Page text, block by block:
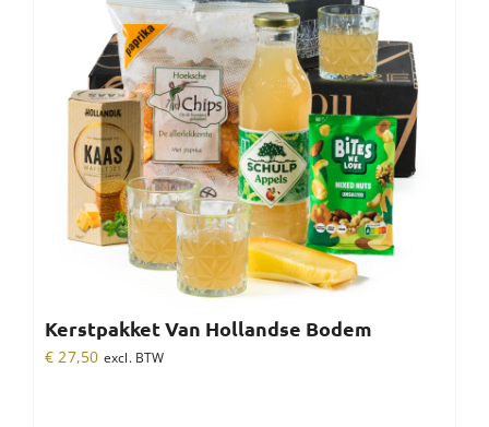
Kerstpakket Van Hollandse Bodem
€ 27,50 excl. BTW